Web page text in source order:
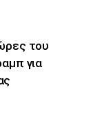
του
για